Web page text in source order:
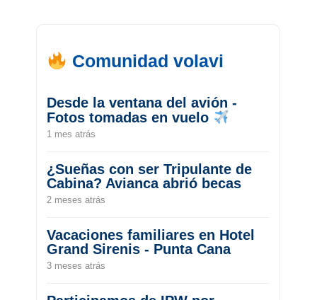
Comunidad volavi
Desde la ventana del avión -
Fotos tomadas en vuelo
1 mes atrás
¿Sueñas con ser Tripulante de
Cabina? Avianca abrió becas
2 meses atrás
Vacaciones familiares en Hotel
Grand Sirenis - Punta Cana
3 meses atrás